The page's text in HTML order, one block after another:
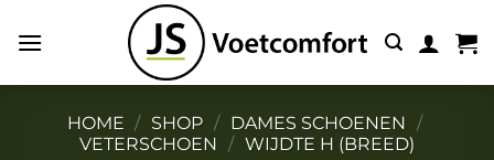
naar
HOME / SHOP / DAMES SCHOENEN /
VETERSCHOEN / WIJDTE H (BREED)